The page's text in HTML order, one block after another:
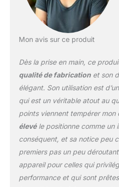
Mon avis sur ce produit
Dès la prise en main, ce
qualité de fabricationet son
élégant. Son utilisation est
qui est un véritable atout au
points viennent tempérer mon
élevéle positionne comme un
conséquent, et sa notice peu
premiers pas un peu
appareil pour celles qui
performance et qui sont